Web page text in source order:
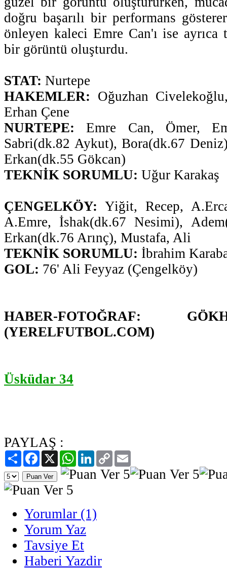
doğru başarılı bir performans
önleyen kaleci Emre Can'ı ise
bir görüntü oluşturdu.
STAT: Nurtepe
HAKEMLER: Oğuzhan
Erhan Çene
NURTEPE: Emre Can, Ömer,
Sabri(dk.82 Aykut), Bora(dk.67
Erkan(dk.55 Gökcan)
TEKNİK SORUMLU: Uğur Karakaş
ÇENGELKÖY: Yiğit, Recep,
A.Emre, İshak(dk.67 Nesimi),
Erkan(dk.76 Arınç), Mustafa, Ali
TEKNİK SORUMLU: İbrahim
GOL: 76' Ali Feyyaz (Çengelköy)
HABER-FOTOĞRAF:
(YERELFUTBOL.COM)
Üsküdar 34
PAYLAŞ :
PaylaşFacebook
X WhatsAppLinkedIn
Copy
Link
Yorumlar (1)
Yorum Yaz
Tavsiye Et
Haberi Yazdir